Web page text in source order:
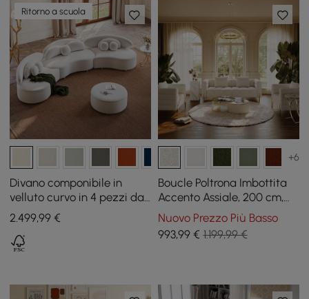
Ritorno a scuola
Divano componibile in
velluto curvo in 4 pezzi da
146" con pouf e cuscini
2.499,99 €
+6
Boucle Poltrona Imbottita
Accento Assiale, 200 cm,
divano a coste con gambe
dorate e cuscini
Nuovo Prezzo Più Basso
993,99€ 1.199,99 €